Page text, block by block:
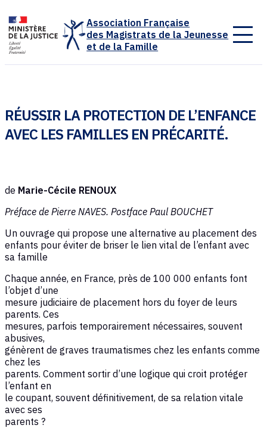
Association Française
des Magistrats de la Jeunesse
et de la Famille
RÉUSSIR LA PROTECTION DE L’ENFANCE
AVEC LES FAMILLES EN PRÉCARITÉ.
de Marie-Cécile RENOUX
Préface de Pierre NAVES. Postface Paul BOUCHET
Un ouvrage qui propose une alternative au placement des
enfants pour éviter de briser le lien vital de l’enfant avec
sa famille
Chaque année, en France, près de 100 000 enfants font
l’objet d’une
mesure judiciaire de placement hors du foyer de leurs
parents. Ces
mesures, parfois temporairement nécessaires, souvent
abusives,
génèrent de graves traumatismes chez les enfants comme
chez les
parents. Comment sortir d’une logique qui croit protéger
l’enfant en
le coupant, souvent définitivement, de sa relation vitale
avec ses
parents ?